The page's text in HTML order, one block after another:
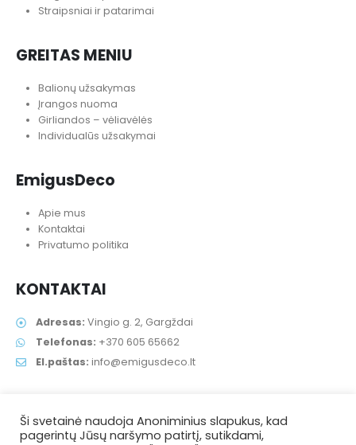
Straipsniai ir patarimai
GREITAS MENIU
Balionų užsakymas
Įrangos nuoma
Girliandos – vėliavėlės
Individualūs užsakymai
EmigusDeco
Apie mus
Kontaktai
Privatumo politika
KONTAKTAI
Adresas: Vingio g. 2, Gargždai
Telefonas: +370 605 65662
El.paštas: info@emigusdeco.lt
Ši svetainė naudoja Anoniminius slapukus, kad
pagerintų Jūsų naršymo patirtį, sutikdami,